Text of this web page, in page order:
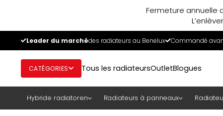
Fermeture annuelle
Leader du marchédes radiateurs au Benelux Commandé
CATÉGORIES Tous les radiateursOutletBlogues
Hybride radiatoren Radiateurs à panneaux